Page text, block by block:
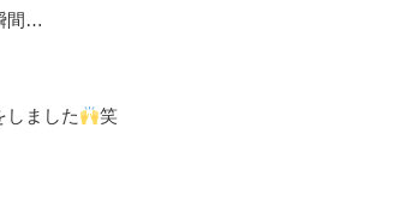
間…
しました 笑